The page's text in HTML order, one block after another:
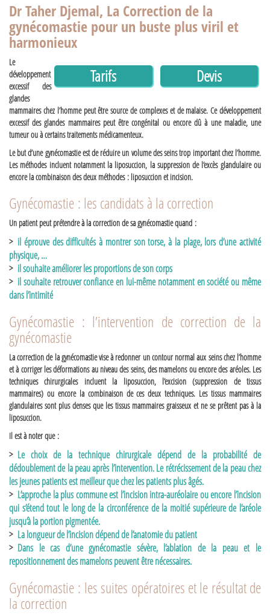
Dr Taher Djemal, La Correction de la
gynécomastie pour un buste plus viril et
harmonieux
Tarifs Devis
Le
développement
excessif des
glandes
mammaires chez l’homme peut être source de complexes et de malaise. Ce développement
excessif des glandes mammaires peut être congénital ou encore dû à une maladie, une
tumeur ou à certains traitements médicamenteux.
Le but d’une gynécomastie est de réduire un volume des seins trop important chez l’homme.
Les méthodes incluent notamment la liposuccion, la suppression de l’excès glandulaire ou
encore la combinaison des deux méthodes : liposuccion et incision.
Gynécomastie : les candidats à la correction
Un patient peut prétendre à la correction de sa gynécomastie quand :
il éprouve des difficultés à montrer son torse, à la plage, lors d’une activité
physique, …
il souhaite améliorer les proportions de son corps
il souhaite retrouver confiance en lui-même notamment en société ou même
dans l’intimité
Gynécomastie : l’intervention de correction de la
gynécomastie
La correction de la gynécomastie vise à redonner un contour normal aux seins chez l’homme
et à corriger les déformations au niveau des seins, des mamelons ou encore des aréoles. Les
techniques chirurgicales incluent la liposuccion, l’excision (suppression de tissus
mammaires) ou encore la combinaison de ces deux techniques. Les tissus mammaires
glandulaires sont plus denses que les tissus mammaires graisseux et ne se prêtent pas à la
liposuccion.
Il est à noter que :
Le choix de la technique chirurgicale dépend de la probabilité de
dédoublement de la peau après l’intervention. Le rétrécissement de la peau chez
les jeunes patients est meilleur que chez les patients plus âgés.
L’approche la plus commune est l’incision intra-auréolaire ou encore l’incision
qui s’étend tout le long de la circonférence de la moitié supérieure de l’aréole
jusqu’à la portion pigmentée.
La longueur de l’incision dépend de l’anatomie du patient
Dans le cas d’une gynécomastie sévère, l’ablation de la peau et le
repositionnement des mamelons peuvent être nécessaires.
Gynécomastie : les suites opératoires et le résultat de
la correction